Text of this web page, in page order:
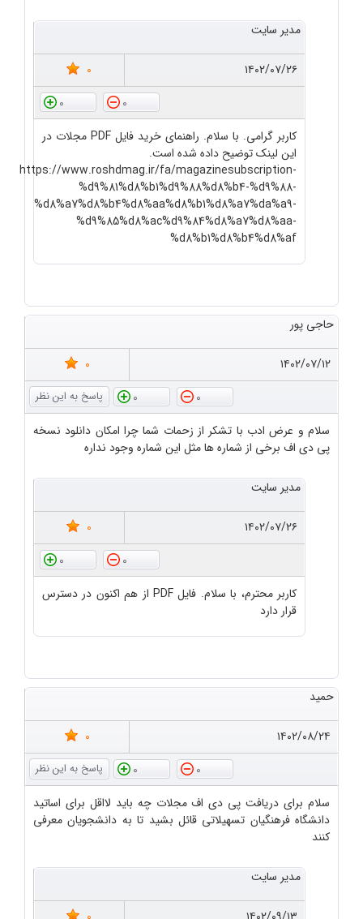
مدیر سایت
۱۴۰۲/۰۷/۲۶
0
0
0
کاربر گرامی. با سلام. راهنمای خرید فایل PDF مجلات در
این لینک توضیح داده شده است.
https://www.roshdmag.ir/fa/magazinesubscription-
%d9%81%d8%b1%d9%88%d8%b4-%d9%88-
%d8%a7%d8%b4%d8%aa%d8%b1%d8%a7%da%a9-
%d9%85%d8%ac%d9%84%d8%a7%d8%aa-
%d8%b1%d8%b4%d8%af
حاجی پور
۱۴۰۲/۰۷/۱۲
0
0
0
سلام و عرض ادب با تشکر از زحمات شما چرا امکان دانلود نسخه
پی دی اف برخی از شماره ها مثل این شماره وجود نداره
مدیر سایت
۱۴۰۲/۰۷/۲۶
0
0
0
کاربر محترم، با سلام. فایل PDF از هم اکنون در دسترس
قرار دارد
حمید
۱۴۰۲/۰۸/۲۴
0
0
0
سلام برای دریافت پی دی اف مجلات چه باید لااقل برای اساتید
دانشگاه فرهنگیان تسهیلاتی قائل بشید تا به دانشجویان معرفی
کنند
مدیر سایت